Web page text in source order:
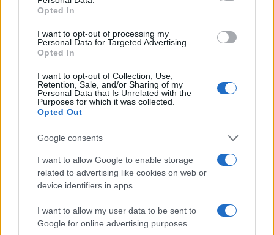
Opted In
I want to opt-out of processing my
Personal Data for Targeted Advertising.
Opted In
I want to opt-out of Collection, Use,
Retention, Sale, and/or Sharing of my
Personal Data that Is Unrelated with the
Purposes for which it was collected.
Opted Out
Google consents
I want to allow Google to enable storage
related to advertising like cookies on web or
device identifiers in apps.
I want to allow my user data to be sent to
Google for online advertising purposes.
Berlusconi
Odiano Berlusconi perché anticomunista
Perché non ci sarà un altro Berlusconi
Alla finesi diventava un po’ berlusconiani per
reazione, pur non condividendone a pieno gli
ideali e i comportamenti. Meglio l’istrionico Silvio
del noioso Prodi. Meglio il “meno tasse per tutti”
del Visco di turno. Meglio la tv commerciale e la
libertà di telecomando al monopolismo della Rai.
Anche la vita privata, di certo non casta, in molti
suscitava il sorriso dell’invidia scevro da ogni